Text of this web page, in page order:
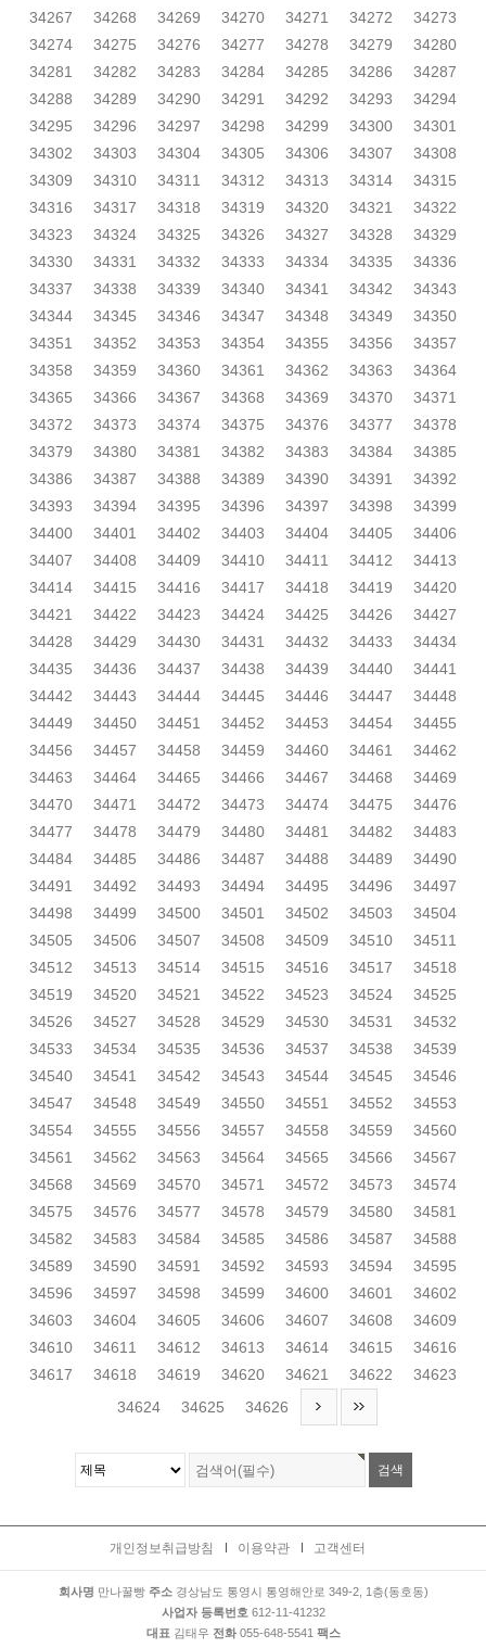
34267
34268 34269 34270 34271 34272
34273
34274
34275 34276 34277 34278 34279
34280
34281
34282 34283 34284 34285 34286
34287
34288
34289 34290 34291 34292 34293
34294
34295
34296 34297 34298 34299 34300
34301
34302
34303 34304 34305 34306 34307
34308
34309
34310 34311 34312 34313 34314
34315
34316
34317 34318 34319 34320 34321
34322
34323
34324 34325 34326 34327 34328
34329
34330
34331 34332 34333 34334 34335
34336
34337
34338 34339 34340 34341 34342
34343
34344
34345 34346 34347 34348 34349
34350
34351
34352 34353 34354 34355 34356
34357
34358
34359 34360 34361 34362 34363
34364
34365
34366 34367 34368 34369 34370
34371
34372
34373 34374 34375 34376 34377
34378
34379
34380 34381 34382 34383 34384
34385
34386
34387 34388 34389 34390 34391
34392
34393
34394 34395 34396 34397 34398
34399
34400
34401 34402 34403 34404 34405
34406
34407
34408 34409 34410 34411 34412
34413
34414
34415 34416 34417 34418 34419
34420
34421
34422 34423 34424 34425 34426
34427
34428
34429 34430 34431 34432 34433
34434
34435
34436 34437 34438 34439 34440
34441
34442
34443 34444 34445 34446 34447
34448
34449
34450 34451 34452 34453 34454
34455
34456
34457 34458 34459 34460 34461
34462
34463
34464 34465 34466 34467 34468
34469
34470
34471 34472 34473 34474 34475
34476
34477
34478 34479 34480 34481 34482
34483
34484
34485 34486 34487 34488 34489
34490
34491
34492 34493 34494 34495 34496
34497
34498
34499 34500 34501 34502 34503
34504
34505
34506 34507 34508 34509 34510
34511
34512
34513 34514 34515 34516 34517
34518
34519
34520 34521 34522 34523 34524
34525
34526
34527 34528 34529 34530 34531
34532
34533
34534 34535 34536 34537 34538
34539
34540
34541 34542 34543 34544 34545
34546
34547
34548 34549 34550 34551 34552
34553
34554
34555 34556 34557 34558 34559
34560
34561
34562 34563 34564 34565 34566
34567
34568
34569 34570 34571 34572 34573
34574
34575
34576 34577 34578 34579 34580
34581
34582
34583 34584 34585 34586 34587
34588
34589
34590 34591 34592 34593 34594
34595
34596
34597 34598 34599 34600 34601
34602
34603
34604 34605 34606 34607 34608
34609
34610
34611 34612 34613 34614 34615
34616
34617
34618 34619 34620 34621 34622
34623
34624
34625 34626
개인정보취급방침 이용약관 고객센터
회사명 만나꿀빵 주소경상남도 통영시 통영해안로 349-2, 1층(동호동)
사업자 등록번호 612-11-41232
대표 김태우 전화 055-648-5541 팩스